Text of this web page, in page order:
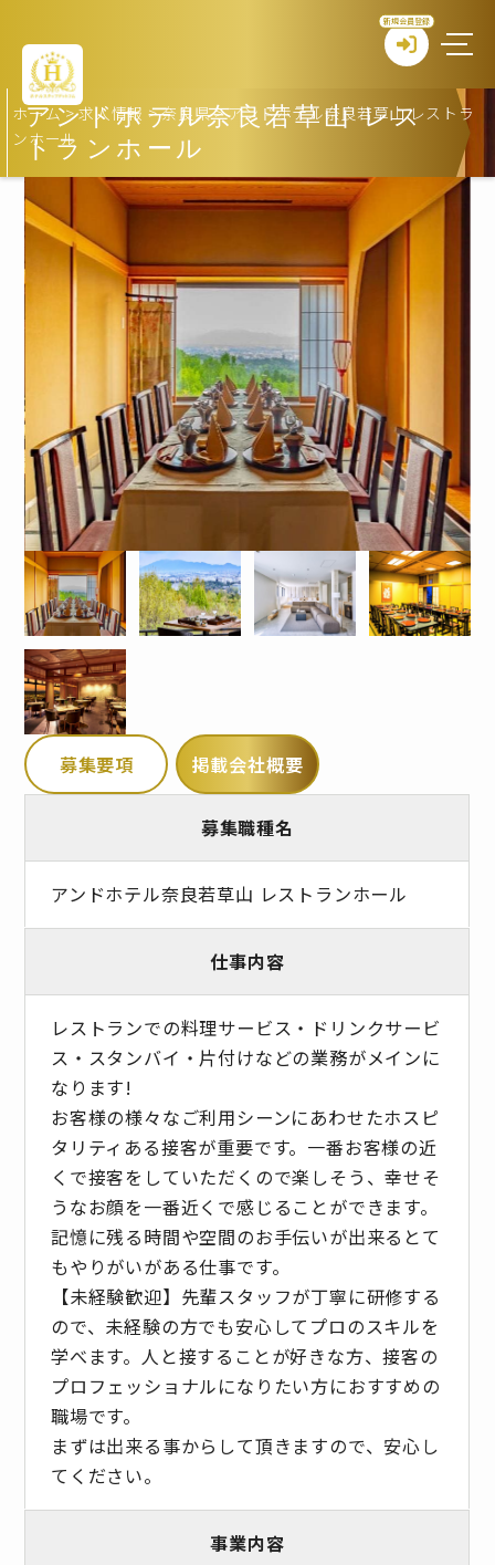
新規会員登録
アンドホテル奈良若草山 レス
トランホール
ホーム>求人情報 >奈良県>アンドホテル奈良若草山 レストラ
ンホール
募集要項 掲載会社概要
募集職種名
アンドホテル奈良若草山 レストランホール
仕事内容
レストランでの料理サービス・ドリンクサービ
ス・スタンバイ・片付けなどの業務がメインに
なります!
お客様の様々なご利用シーンにあわせたホスピ
タリティある接客が重要です。一番お客様の近
くで接客をしていただくので楽しそう、幸せそ
うなお顔を一番近くで感じることができます。
記憶に残る時間や空間のお手伝いが出来るとて
もやりがいがある仕事です。
【未経験歓迎】先輩スタッフが丁寧に研修する
ので、未経験の方でも安心してプロのスキルを
学べます。人と接することが好きな方、接客の
プロフェッショナルになりたい方におすすめの
職場です。
まずは出来る事からして頂きますので、安心し
てください。
事業内容